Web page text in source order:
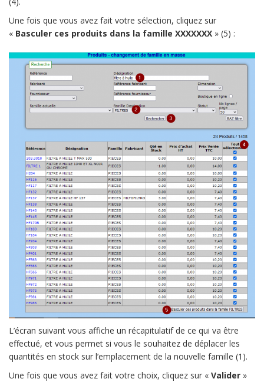
Une fois que vous avez fait votre sélection, cliquez sur
« Basculer ces produits dans la famille XXXXXXX » (5) :
L’écran suivant vous affiche un récapitulatif de ce qui va être
effectué, et vous permet si vous le souhaitez de déplacer les
quantités en stock sur l’emplacement de la nouvelle famille (1).
Une fois que vous avez fait votre choix, cliquez sur « Valider »